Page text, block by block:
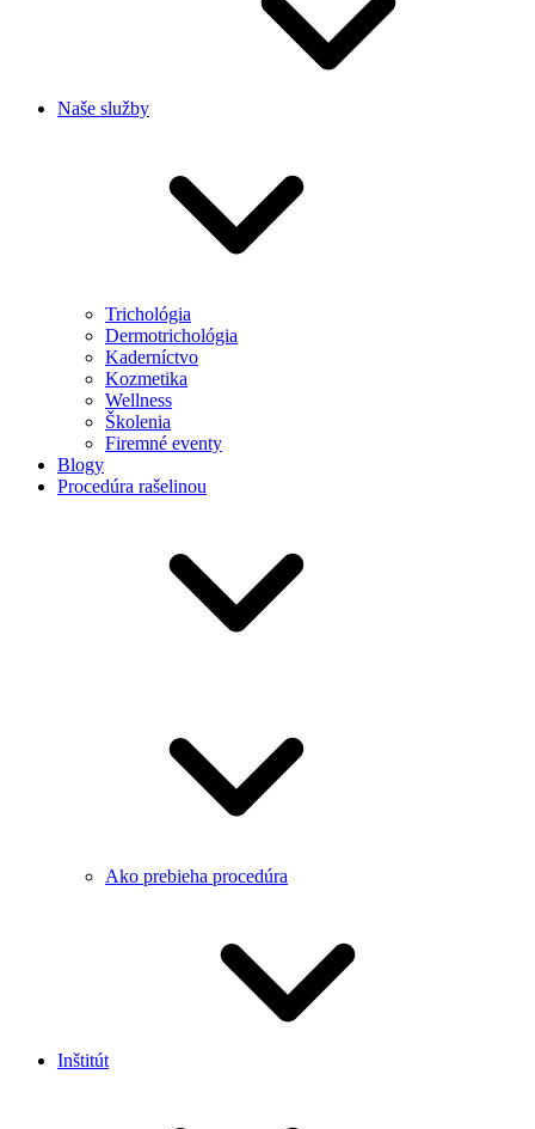
Naše služby
Trichológia
Dermotrichológia
Kaderníctvo
Kozmetika
Wellness
Školenia
Firemné eventy
Blogy
Procedúra rašelinou
Ako prebieha procedúra
Inštitút